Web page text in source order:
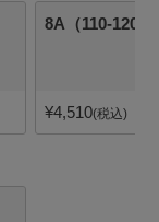
8A（110-
¥4,510 税込